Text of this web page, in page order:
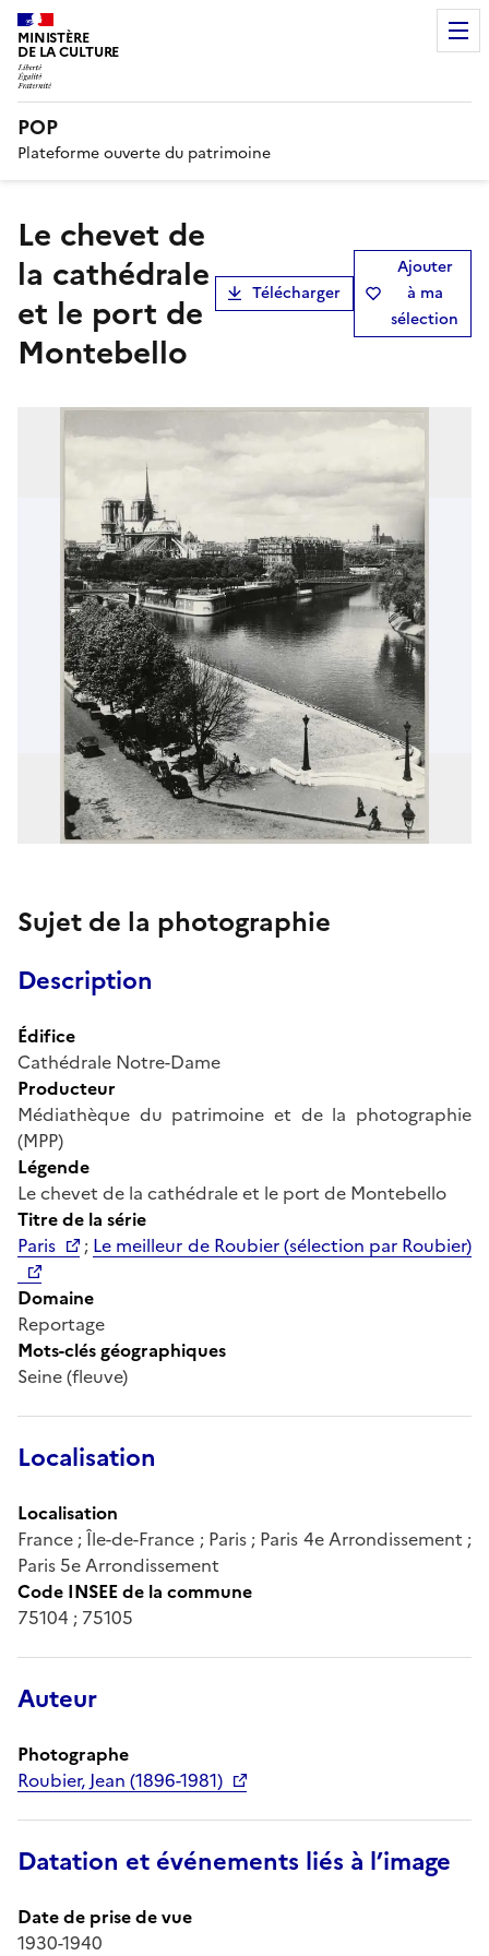
MINISTÈRE
DE LA CULTURE
POP
Plateforme ouverte du patrimoine
Le chevet de
la cathédrale
et le port de
Montebello
Télécharger
Ajouter
à ma
sélection
Sujet de la photographie
Description
Édifice
Cathédrale Notre-Dame
Producteur
Médiathèque du patrimoine et de la photographie
(MPP)
Légende
Le chevet de la cathédrale et le port de Montebello
Titre de la série
Paris
; Le meilleur de Roubier (sélection par Roubier)
Domaine
Reportage
Mots-clés géographiques
Seine (fleuve)
Localisation
Localisation
France ; Île-de-France ; Paris ; Paris 4e Arrondissement ;
Paris 5e Arrondissement
Code INSEE de la commune
75104 ; 75105
Auteur
Photographe
Roubier, Jean (1896-1981)
Datation et événements liés à l’image
Date de prise de vue
1930-1940